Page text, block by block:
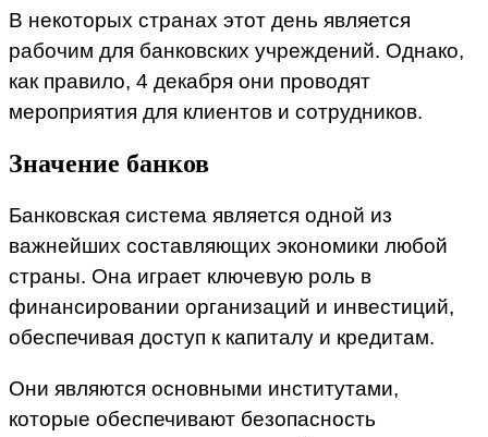
В некоторых странах этот день является
рабочим для банковских учреждений. Однако,
как правило, 4 декабря они проводят
мероприятия для клиентов и сотрудников.
Значение банков
Банковская система является одной из
важнейших составляющих экономики любой
страны. Она играет ключевую роль в
финансировании организаций и инвестиций,
обеспечивая доступ к капиталу и кредитам.
Они являются основными институтами,
которые обеспечивают безопасность